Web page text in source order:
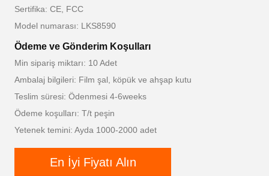
Sertifika: CE, FCC
Model numarası: LKS8590
Ödeme ve Gönderim Koşulları
Min sipariş miktarı: 10 Adet
Ambalaj bilgileri: Film şal, köpük ve ahşap kutu
Teslim süresi: Ödenmesi 4-6weeks
Ödeme koşulları: T/t peşin
Yetenek temini: Ayda 1000-2000 adet
En İyi Fiyatı Alın